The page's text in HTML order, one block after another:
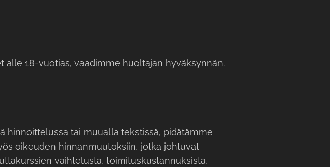
alle 18-vuotias, vaadimme huoltajan hyväksynnän.
hinnoittelussa tai muualla tekstissä, pidätämme
oikeuden hinnanmuutoksiin, jotka johtuvat
vaihtelusta, toimituskustannuksista,